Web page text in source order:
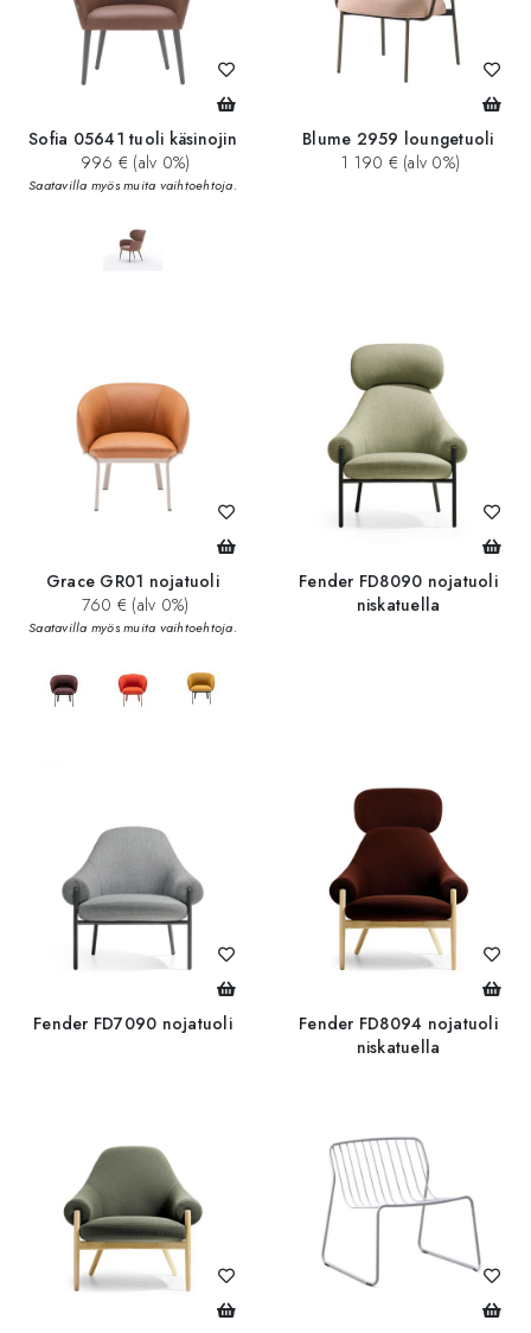
Sofia 05641 tuoli käsinojin
996 € (alv 0%)
Saatavilla myös muita vaihtoehtoja.
Blume 2959 loungetuoli
1 190 € (alv 0%)
Grace GR01 nojatuoli
760 € (alv 0%)
Saatavilla myös muita vaihtoehtoja.
Fender FD8090 nojatuoli
niskatuella
Fender FD7090 nojatuoli
Fender FD8094 nojatuoli
niskatuella